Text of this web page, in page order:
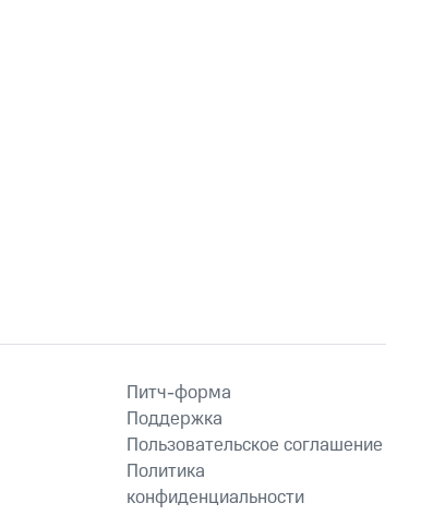
Питч-форма
Поддержка
Пользовательское соглашение
Политика
конфиденциальности